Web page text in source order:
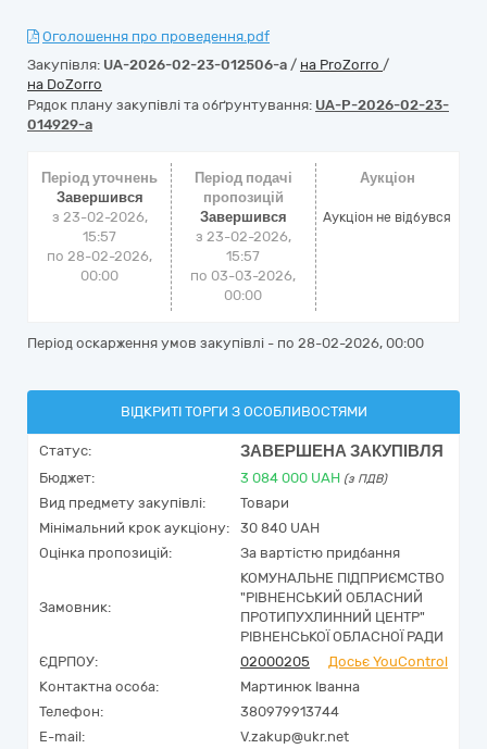
Оголошення про проведення.pdf
Закупівля: UA-2026-02-23-012506-a / на ProZorro /
на DoZorro
Рядок плану закупівлі та обґрунтування: UA-P-2026-02-23-
014929-a
Період уточнень
Завершився
з 23-02-2026,
15:57
по 28-02-2026,
00:00
Період подачі
пропозицій
Завершився
з 23-02-2026,
15:57
по 03-03-2026,
00:00
Аукціон
Аукціон не відбувся
Період оскарження умов закупівлі - по 28-02-2026, 00:00
ВІДКРИТІ ТОРГИ З ОСОБЛИВОСТЯМИ
Статус: ЗАВЕРШЕНА ЗАКУПІВЛЯ
Бюджет: 3 084 000 UAH (з ПДВ)
Вид предмету закупівлі:
Товари
Мінімальний крок аукціону:
30 840 UAH
Оцінка пропозицій:
За вартістю придбання
Замовник:
КОМУНАЛЬНЕ ПІДПРИЄМСТВО
"РІВНЕНСЬКИЙ ОБЛАСНИЙ
ПРОТИПУХЛИННИЙ ЦЕНТР"
РІВНЕНСЬКОЇ ОБЛАСНОЇ РАДИ
ЄДРПОУ:
02000205
Досьє YouControl
Контактна особа:
Мартинюк Іванна
Телефон:
380979913744
E-mail:
V.zakup@ukr.net